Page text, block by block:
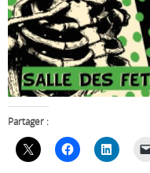
Partager :